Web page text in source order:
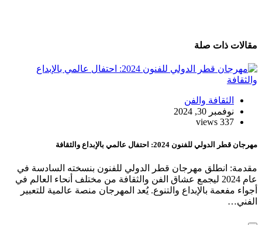
مقالات ذات صلة
الثقافة والفن
نوفمبر 30, 2024
337 views
مهرجان قطر الدولي للفنون 2024: احتفال عالمي بالإبداع والثقافة
مقدمة: انطلق مهرجان قطر الدولي للفنون بنسخته السادسة في
عام 2024 ليجمع عشاق الفن والثقافة من مختلف أنحاء العالم في
أجواء مفعمة بالإبداع والتنوع. يُعد المهرجان منصة عالمية للتعبير
الفني…